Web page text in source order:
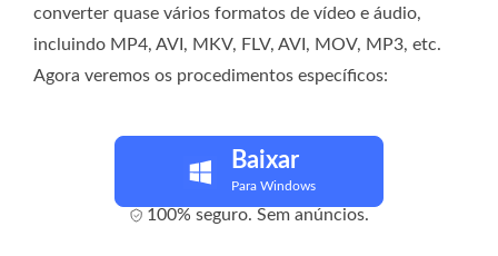
converter quase vários formatos de vídeo e áudio,
incluindo MP4, AVI, MKV, FLV, AVI, MOV, MP3, etc.
Agora veremos os procedimentos específicos:
Baixar
Para Windows
100% seguro. Sem anúncios.